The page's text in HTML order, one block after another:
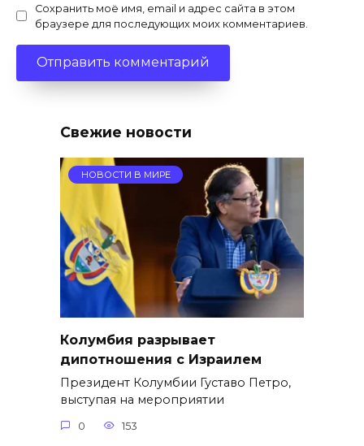
Сохранить моё имя, email и адрес сайта в этом
браузере для последующих моих комментариев.
Свежие новости
НОВОСТИ В МИРЕ
Колумбия разрывает
дипотношения с Израилем
Президент Колумбии Густаво Петро,
выступая на мероприятии
0 153